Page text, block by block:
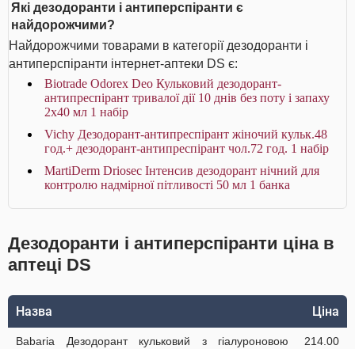
Які дезодоранти і антиперспіранти є
найдорожчими?
Найдорожчими товарами в категорії дезодоранти і
антиперспіранти інтернет-аптеки DS є:
Biotrade Odorex Deo Кульковий дезодорант-
антипреспірант тривалої дії 10 днів без поту і запаху
2х40 мл 1 набір
Vichy Дезодорант-антипреспірант жіночий кульк.48
год.+ дезодорант-антипреспірант чол.72 год. 1 набір
MartiDerm Driosec Інтенсив дезодорант нічний для
контролю надмірної пітливості 50 мл 1 банка
Дезодоранти і антиперспіранти ціна в
аптеці DS
Назва Ціна
Babaria Дезодорант кульковий з гіалуроновою
214.00